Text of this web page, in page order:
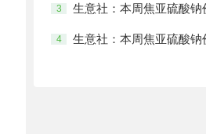
3
4